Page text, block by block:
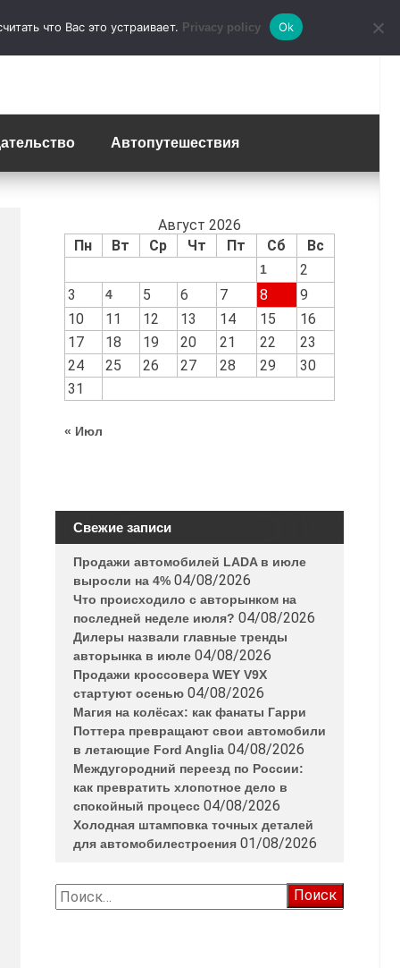
Автопутешествия
Август 2026
Пн
Вт Ср Чт Пт Сб Вс
1
2
3
4 5 6 7 8
9
10
11 12 13 14 15
16
17
18 19 20 21 22
23
24
25 26 27 28 29
30
31
« Июл
Свежие записи
Продажи автомобилей LADA в июле
выросли на 4% 04/08/2026
Что происходило с авторынком на
последней неделе июля? 04/08/2026
Дилеры назвали главные тренды
авторынка в июле 04/08/2026
Продажи кроссовера WEY V9X
стартуют осенью 04/08/2026
Магия на колёсах: как фанаты Гарри
Поттера превращают свои автомобили
в летающие Ford Anglia 04/08/2026
Междугородний переезд по России:
как превратить хлопотное дело в
спокойный процесс 04/08/2026
Холодная штамповка точных деталей
для автомобилестроения 01/08/2026
Найти:
что Вас это устраивает. Privacy policy Ok